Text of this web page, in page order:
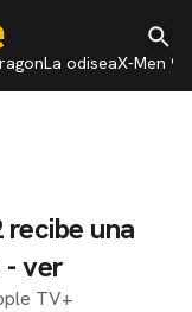
La odiseaX-Men 97
una
- ver
TV+